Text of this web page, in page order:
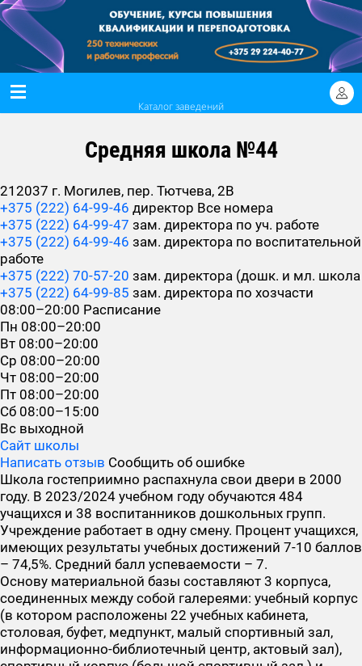
Каталог заведений
Средняя школа №44
212037 г. Могилев, пер. Тютчева, 2В
+375 (222) 64-99-46 директор Все номера
+375 (222) 64-99-47 зам. директора по уч. работе
+375 (222) 64-99-46 зам. директора по воспитательной
работе
+375 (222) 70-57-20 зам. директора (дошк. и мл. школа
+375 (222) 64-99-85 зам. директора по хозчасти
08:00–20:00 Расписание
Пн 08:00–20:00
Вт 08:00–20:00
Ср 08:00–20:00
Чт 08:00–20:00
Пт 08:00–20:00
Сб 08:00–15:00
Вс выходной
Сайт школы
Написать отзыв Сообщить об ошибке
Школа гостеприимно распахнула свои двери в 2000
году. В 2023/2024 учебном году обучаются 484
учащихся и 38 воспитанников дошкольных групп.
Учреждение работает в одну смену. Процент учащихся,
имеющих результаты учебных достижений 7-10 баллов
– 74,5%. Средний балл успеваемости – 7.
Основу материальной базы составляют 3 корпуса,
соединенных между собой галереями: учебный корпус
(в котором расположены 22 учебных кабинета,
столовая, буфет, медпункт, малый спортивный зал,
информационно-библиотечный центр, актовый зал),